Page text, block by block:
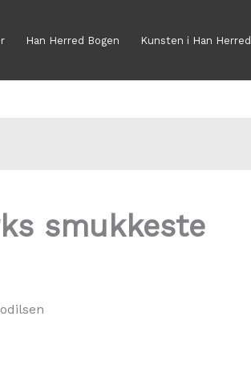
Han Herred Bogen Kunsten i Han Herred
smukkeste